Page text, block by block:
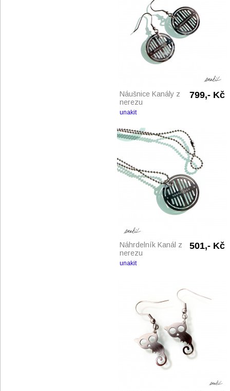
Náušnice Kanály z
nerezu
799,- Kč
unakit
Náhrdelník Kanál z
nerezu
501,- Kč
unakit